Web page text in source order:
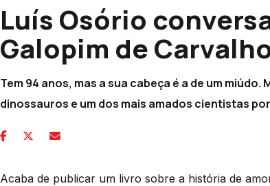
Luís Osório
Galopim de
Tem 94 anos, mas a sua cabeça é a de um
dinossauros e um dos mais amados cientistas
Acaba de publicar um livro sobre a história de